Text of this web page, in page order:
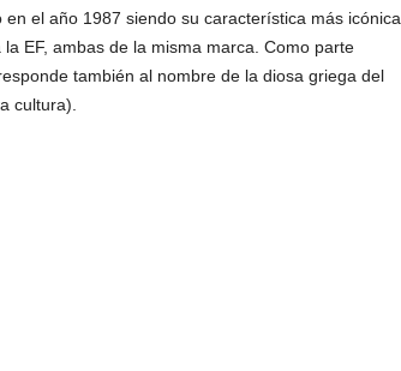
el año 1987 siendo su característica más icónica
EF, ambas de la misma marca. Como parte
también al nombre de la diosa griega del
cultura).